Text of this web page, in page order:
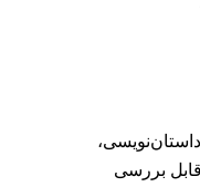
بررسی